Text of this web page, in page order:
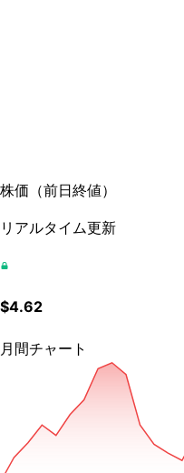
株価 （前日終値）
リアルタイム更新
$4.62
月間チャート